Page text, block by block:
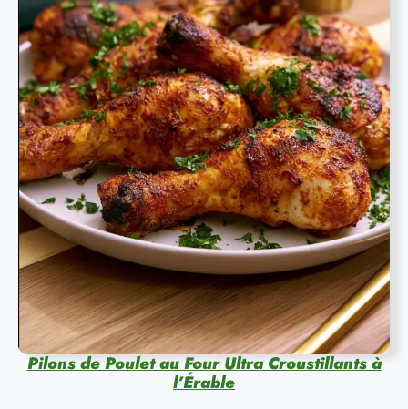
Pilons de Poulet au Four Ultra Croustillants à
l’Érable